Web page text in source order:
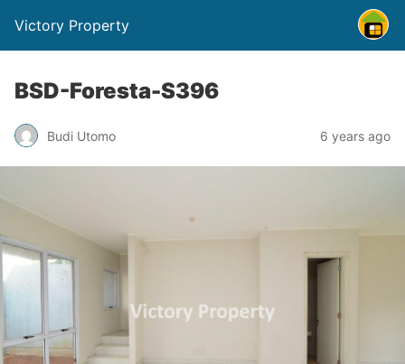
Victory Property
BSD-Foresta-S396
Budi Utomo 6 years ago